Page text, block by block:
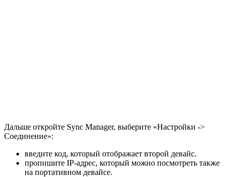
Дальше откройте Sync Manager, выберите «Настройки ->
Соединение»:
введите код, который отображает второй девайс.
пропишите IP-адрес, который можно посмотреть также
на портативном девайсе.